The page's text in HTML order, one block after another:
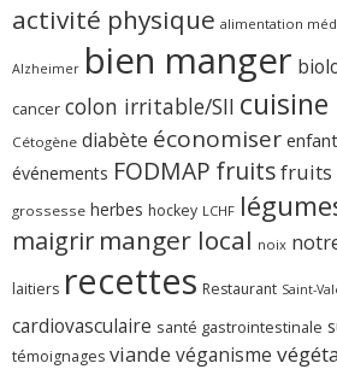
activité physique alimentation
Alzheimer bien manger
cancer colon irritable/SII
Cétogène diabète économiser
événements FODMAP fruitsfruits
grossesse herbes hockey LCHF
maigrir manger local noix
laitiers recettes Restaurant Saint-
cardiovasculaire santé gastrointestinale
témoignages viande véganisme